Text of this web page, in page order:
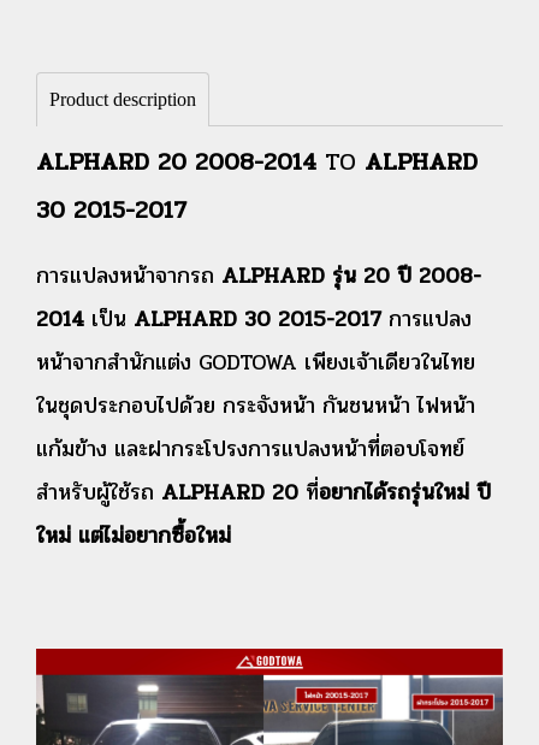
Product description
ALPHARD 20 2008-2014 TO ALPHARD
30 2015-2017
การแปลงหน้าจากรถ ALPHARD รุ่น 20 ปี 2008-
2014 เป็น ALPHARD 30 2015-2017การแปลง
หน้าจากสำนักแต่ง GODTOWA เพียงเจ้าเดียวในไทย
ในชุดประกอบไปด้วย กระจังหน้า กันชนหน้า ไฟหน้า
แก้มข้าง และฝากระโปรงการแปลงหน้าที่ตอบโจทย์
สำหรับผู้ใช้รถ ALPHARD 20 ที่อยากได้รถรุ่นใหม่ ปี
ใหม่ แต่ไม่อยากซื้อใหม่